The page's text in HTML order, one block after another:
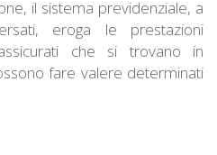
il sistema previdenziale, a
eroga le prestazioni
che si trovano in
fare valere determinati